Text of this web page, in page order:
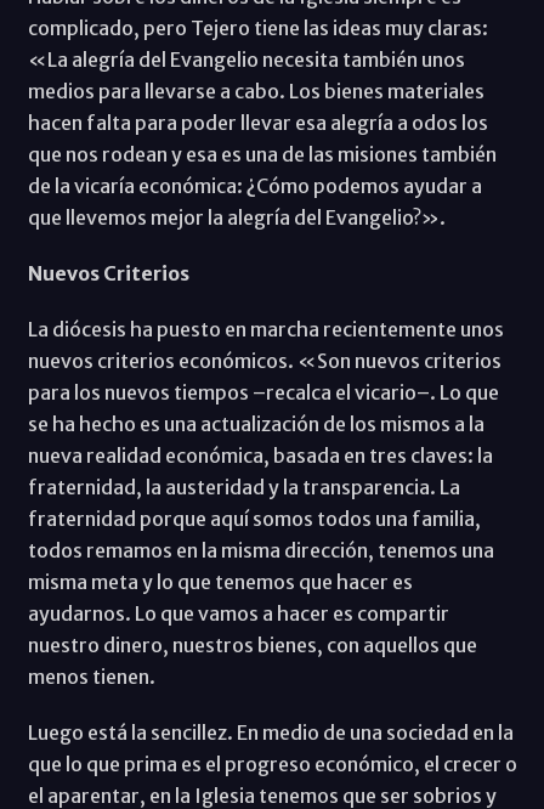
complicado, pero Tejero tiene las ideas muy claras:
«La alegría del Evangelio necesita también unos
medios para llevarse a cabo. Los bienes materiales
hacen falta para poder llevar esa alegría a odos los
que nos rodean y esa es una de las misiones también
de la vicaría económica: ¿Cómo podemos ayudar a
que llevemos mejor la alegría del Evangelio?».
Nuevos Criterios
La diócesis ha puesto en marcha recientemente unos
nuevos criterios económicos. «Son nuevos criterios
para los nuevos tiempos –recalca el vicario–. Lo que
se ha hecho es una actualización de los mismos a la
nueva realidad económica, basada en tres claves: la
fraternidad, la austeridad y la transparencia. La
fraternidad porque aquí somos todos una familia,
todos remamos en la misma dirección, tenemos una
misma meta y lo que tenemos que hacer es
ayudarnos. Lo que vamos a hacer es compartir
nuestro dinero, nuestros bienes, con aquellos que
menos tienen.
Luego está la sencillez. En medio de una sociedad en la
que lo que prima es el progreso económico, el crecer o
el aparentar, en la Iglesia tenemos que ser sobrios y